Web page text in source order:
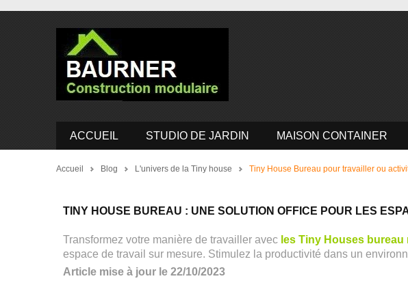
ACCUEIL STUDIO DE JARDIN MAISON CONTAINER
Accueil Blog L'univers de la Tiny house Tiny House Bureau pour travailler ou
TINY HOUSE BUREAU : UNE SOLUTION OFFICE POUR LES
Transformez votre manière de travailler avec les Tiny Houses bureau
espace de travail sur mesure. Stimulez la productivité dans un
Article mise à jour le 22/10/2023